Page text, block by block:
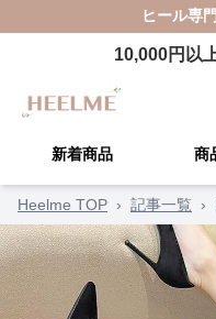
ヒール専
10,000円以
新着商品 商
Heelme TOP › 記事一覧 ›